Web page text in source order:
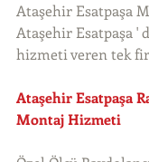
Ataşehir Esatpaşa
Ataşehir Esatpaşa '
hizmeti veren tek
Ataşehir Esatpaşa
Montaj Hizmeti